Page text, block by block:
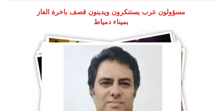
مسؤولون عرب يستنكرون ويدينون قصف باخرة الغاز
بميناء دمياط